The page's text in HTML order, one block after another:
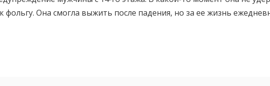
Она смогла выжить после падения, но за ее жизнь